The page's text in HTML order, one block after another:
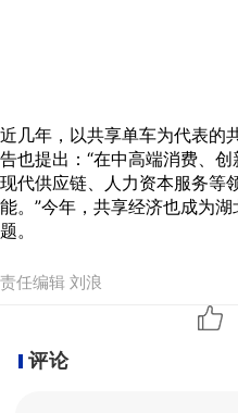
近几年，以共享单车为代表的
告也提出：“在中高端消费、创
现代供应链、人力资本服务等
能。”今年，共享经济也成为
题。
责任编辑 刘浪
评论